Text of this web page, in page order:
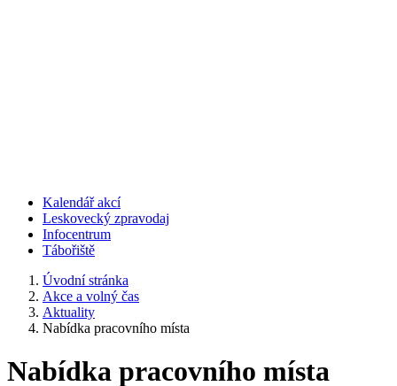
Kalendář akcí
Leskovecký zpravodaj
Infocentrum
Tábořiště
Úvodní stránka
Akce a volný čas
Aktuality
Nabídka pracovního místa
Nabídka pracovního místa